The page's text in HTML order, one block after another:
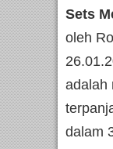
Sets
oleh
adalah
dalam